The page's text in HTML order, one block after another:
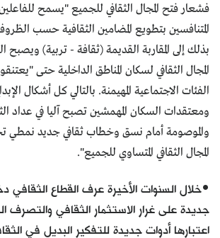
فشعار فتح المجال الثقافي للجميع "يسمح
المتنافسين بتطويع المضامين الثقافية حسب
بذلك إلى المقاربة القديمة (ثقافة - تربية)
المجال الثقافي لسكان المناطق الداخلية حتى
الفئات الاجتماعية المهيمنة. بالتالي كل أشكال
ومعتقدات السكان المهمشين تصبح آليا في عداد
والموصومة أمام نسق وخطاب ثقافي جديد
المجال الثقافي المتساوي للجميع".
•خلال السنوات الأخيرة عرف القطاع الثقافي
جديدة على غرار الاستثمار الثقافي
اعتبارها أدوات جديدة للتفكير البديل في